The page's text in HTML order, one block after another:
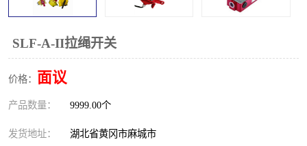
SLF-A-II拉绳开关
价格： 面议
产品数量： 9999.00个
发货地址： 湖北省黄冈市麻城市
限位开关 速度检测器
速度传感器